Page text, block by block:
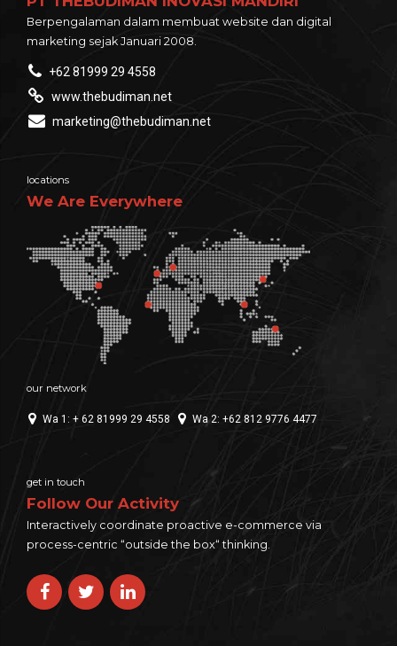
Berpengalaman dalam membuat website dan digital
marketing sejak Januari 2008.
+62 81999 29 4558
www.thebudiman.net
marketing@thebudiman.net
locations
We Are Everywhere
our network
Wa 1: + 62 81999 29 4558 Wa 2: +62 812 9776 4477
get in touch
Follow Our Activity
Interactively coordinate proactive e-commerce via
process-centric “outside the box“ thinking.